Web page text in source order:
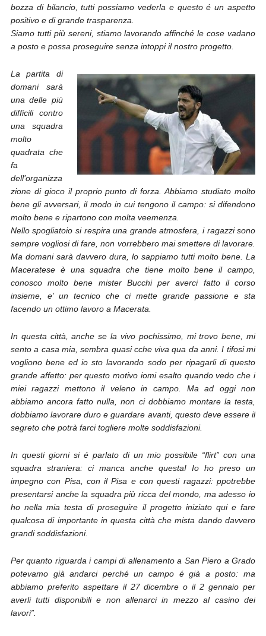
bozza di bilancio, tutti possiamo vederla e questo é un aspetto
positivo e di grande trasparenza.
Siamo tutti più sereni, stiamo lavorando affinché le cose vadano
a posto e possa proseguire senza intoppi il nostro progetto.
La partita di
domani sarà
una delle più
difficili contro
una squadra
molto
quadrata che
fa
dell’organizza
zione di gioco il proprio punto di forza. Abbiamo studiato molto
bene gli avversari, il modo in cui tengono il campo: si difendono
molto bene e ripartono con molta veemenza.
Nello spogliatoio si respira una grande atmosfera, i ragazzi sono
sempre vogliosi di fare, non vorrebbero mai smettere di lavorare.
Ma domani sarà davvero dura, lo sappiamo tutti molto bene. La
Maceratese è una squadra che tiene molto bene il campo,
conosco molto bene mister Bucchi per averci fatto il corso
insieme, e’ un tecnico che ci mette grande passione e sta
facendo un ottimo lavoro a Macerata.
In questa città, anche se la vivo pochissimo, mi trovo bene, mi
sento a casa mia, sembra quasi cche viva qua da anni. I tifosi mi
vogliono bene ed io sto lavorando sodo per ripagarli di questo
grande affetto: per questo motivo iomi esalto quando vedo che i
miei ragazzi mettono il veleno in campo. Ma ad oggi non
abbiamo ancora fatto nulla, non ci dobbiamo montare la testa,
dobbiamo lavorare duro e guardare avanti, questo deve essere il
segreto che potrà farci togliere molte soddisfazioni.
In questi giorni si é parlato di un mio possibile “flirt” con una
squadra straniera: ci manca anche questa! Io ho preso un
impegno con Pisa, con il Pisa e con questi ragazzi: ppotrebbe
presentarsi anche la squadra più ricca del mondo, ma adesso io
ho nella mia testa di proseguire il progetto iniziato qui e fare
qualcosa di importante in questa città che mista dando davvero
grandi soddisfazioni.
Per quanto riguarda i campi di allenamento a San Piero a Grado
potevamo già andarci perché un campo é già a posto: ma
abbiamo preferito aspettare il 27 dicembre o il 2 gennaio per
averli tutti disponibili e non allenarci in mezzo al casino dei
lavori”.